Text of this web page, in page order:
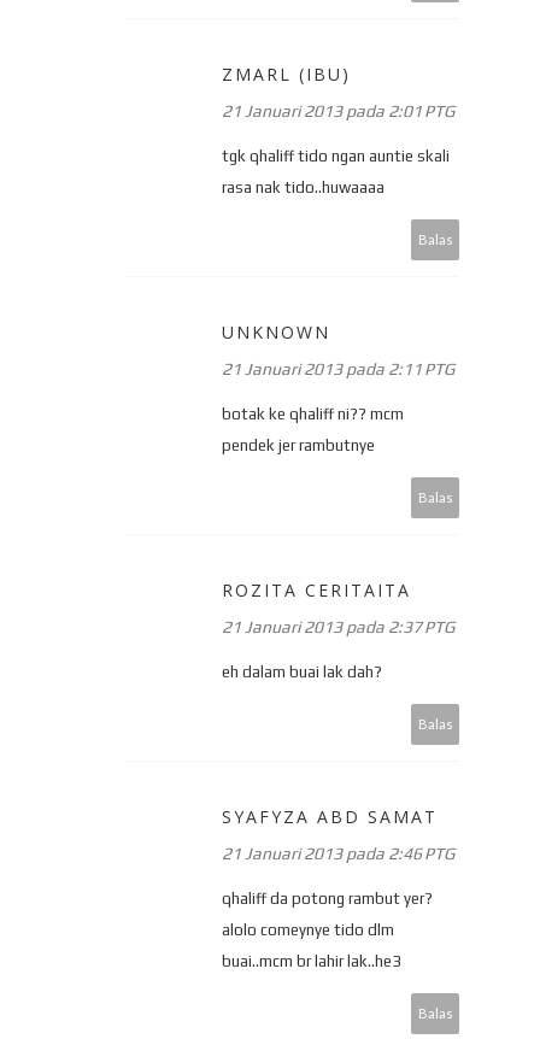
ZMARL (IBU)
21 Januari 2013 pada 2:01 PTG
tgk qhaliff tido ngan auntie skali
rasa nak tido..huwaaaa
Balas
UNKNOWN
21 Januari 2013 pada 2:11 PTG
botak ke qhaliff ni?? mcm
pendek jer rambutnye
Balas
ROZITA CERITAITA
21 Januari 2013 pada 2:37 PTG
eh dalam buai lak dah?
Balas
SYAFYZA ABD SAMAT
21 Januari 2013 pada 2:46 PTG
qhaliff da potong rambut yer?
alolo comeynye tido dlm
buai..mcm br lahir lak..he3
Balas